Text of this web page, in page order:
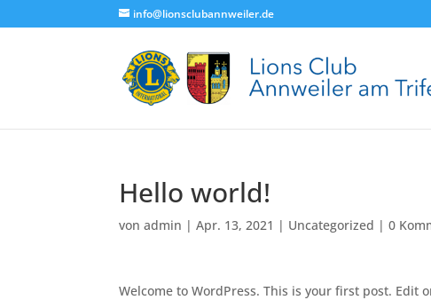
info@lionsclubannweiler.de
Hello world!
vonadmin |Apr. 13, 2021 | Uncategorized |0
Welcome to WordPress. This is your first post. Edit